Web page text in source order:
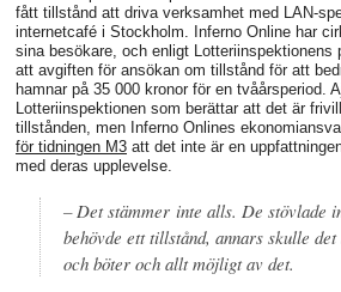
fått tillstånd att driva verksamhet med LAN-
internetcafé i Stockholm. Inferno Online har
sina besökare, och enligt Lotteriinspektionens
att avgiften för ansökan om tillstånd för att
hamnar på 35 000 kronor för en tvåårsperiod.
Lotteriinspektionen som berättar att det är
tillstånden, men Inferno Onlines
för tidningen M3 att det inte är en
med deras upplevelse.
– Det stämmer inte alls. De stövlade
behövde ett tillstånd, annars skulle
och böter och allt möjligt av det.